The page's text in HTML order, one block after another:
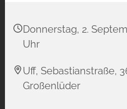
Donnerstag, 2.
Uhr
Uff, Sebastianstraße,
Großenlüder